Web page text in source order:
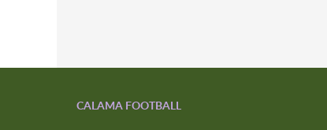
CALAMA FOOTBALL